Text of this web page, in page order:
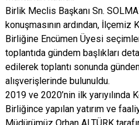
Birlik Meclis Başkanı Sn.
konuşmasının ardından,
Birliğine Encümen Üyesi
toplantıda gündem başlıkları
edilerek toplantı sonunda
alışverişlerinde bulunuldu.
2019 ve 2020’nin ilk
Birliğince yapılan yatırım ve